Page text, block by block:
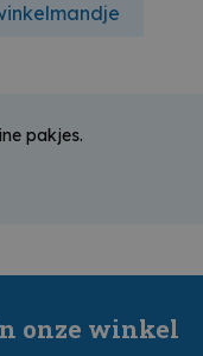
pakjes.
onze winkel